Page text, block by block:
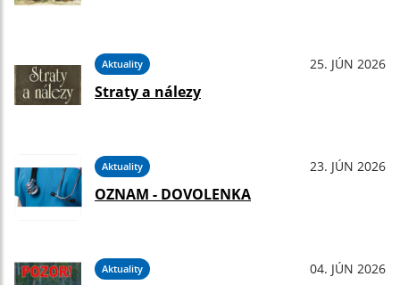
Aktuality 25. JÚN 2026
Straty a nálezy
Aktuality 23. JÚN 2026
OZNAM - DOVOLENKA
Aktuality 04. JÚN 2026